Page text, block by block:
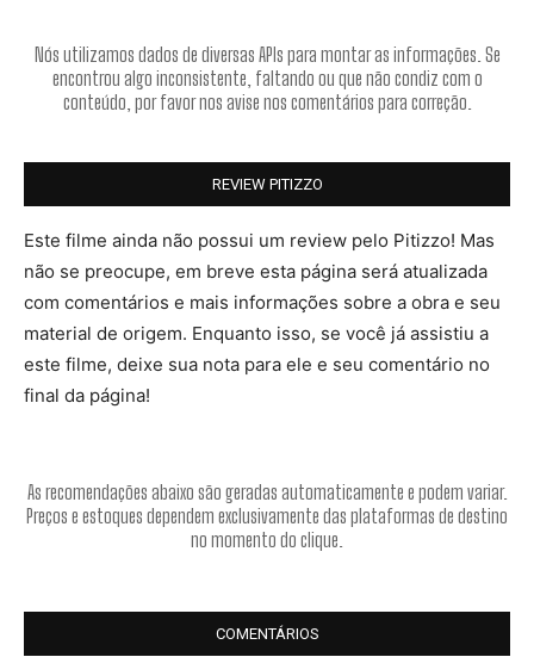
Nós utilizamos dados de diversas APIs para montar as informações. Se
encontrou algo inconsistente, faltando ou que não condiz com o
conteúdo, por favor nos avise nos comentários para correção.
REVIEW PITIZZO
Este filme ainda não possui um review pelo Pitizzo! Mas
não se preocupe, em breve esta página será atualizada
com comentários e mais informações sobre a obra e seu
material de origem. Enquanto isso, se você já assistiu a
este filme, deixe sua nota para ele e seu comentário no
final da página!
As recomendações abaixo são geradas automaticamente e podem variar.
Preços e estoques dependem exclusivamente das plataformas de destino
no momento do clique.
COMENTÁRIOS